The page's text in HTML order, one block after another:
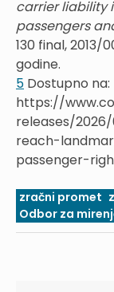
carrier liability
passengers
130 final, 2013/
godine.
5 Dostupno na:
https://
releases/
reach-
passenger-
zračni promet
Odbor za